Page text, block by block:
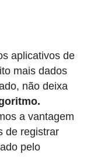
aplicativos de
mais dados
não deixa
a vantagem
de registrar
pelo